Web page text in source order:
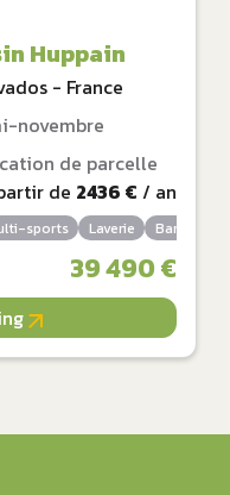
Huppain
- France
novembre
de parcelle
de 2436 € / an
sports Laverie Barbecue
39 490 €